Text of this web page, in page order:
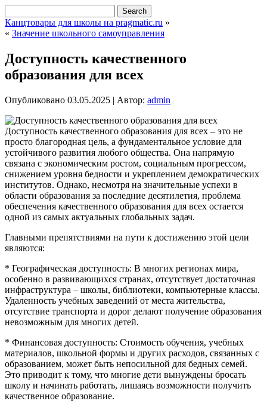
Канцтовары для школы на pragmatic.ru »
« Значение школьного самоуправления
Доступность качественного
образования для всех
Опубликовано 03.05.2025 | Автор: admin
Доступность качественного образования для всех – это не
просто благородная цель, а фундаментальное условие для
устойчивого развития любого общества. Она напрямую
связана с экономическим ростом, социальным прогрессом,
снижением уровня бедности и укреплением демократических
институтов. Однако, несмотря на значительные успехи в
области образования за последние десятилетия, проблема
обеспечения качественного образования для всех остается
одной из самых актуальных глобальных задач.
Главными препятствиями на пути к достижению этой цели
являются:
* Географическая доступность: В многих регионах мира,
особенно в развивающихся странах, отсутствует достаточная
инфраструктура – школы, библиотеки, компьютерные классы.
Удаленность учебных заведений от места жительства,
отсутствие транспорта и дорог делают получение образования
невозможным для многих детей.
* Финансовая доступность: Стоимость обучения, учебных
материалов, школьной формы и других расходов, связанных с
образованием, может быть непосильной для бедных семей.
Это приводит к тому, что многие дети вынуждены бросать
школу и начинать работать, лишаясь возможности получить
качественное образование.